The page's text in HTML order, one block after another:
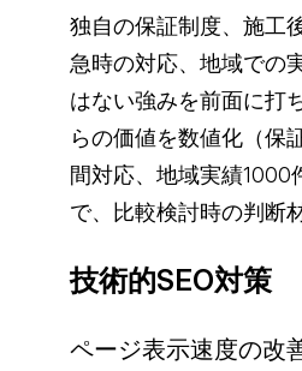
独自の保証制度、施工
急時の対応、地域での
はない強みを前面に打
らの価値を数値化（保
間対応、地域実績1000
で、比較検討時の判断
技術的SEO対策
ページ表示速度の改